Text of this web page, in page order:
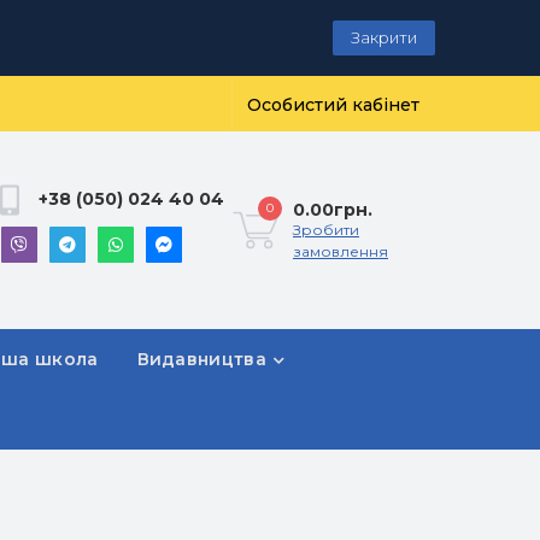
Закрити
Особистий кабінет
+38 (050) 024 40 04 0 0.00грн.
Зробити
замовлення
школа Видавництва